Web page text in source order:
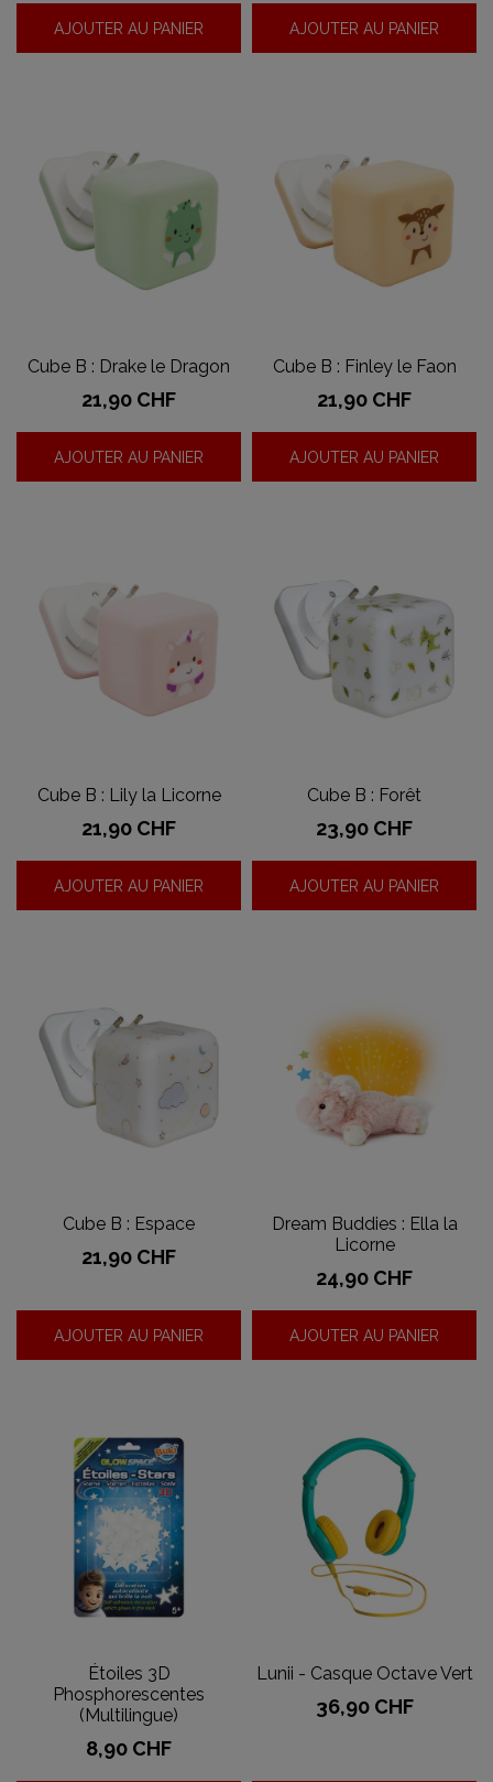
AJOUTER AU PANIER AJOUTER AU PANIER
Cube B : Drake le Dragon
Prix
21,90 CHF
AJOUTER AU PANIER
Cube B : Finley le Faon
Prix
21,90 CHF
AJOUTER AU PANIER
Cube B : Lily la Licorne
Prix
21,90 CHF
AJOUTER AU PANIER
Cube B : Forêt
Prix
23,90 CHF
AJOUTER AU PANIER
Cube B : Espace
Prix
21,90 CHF
AJOUTER AU PANIER
Dream Buddies : Ella la
Licorne
Prix
24,90 CHF
AJOUTER AU PANIER
Étoiles 3D
Phosphorescentes
(Multilingue)
Prix
8,90 CHF
Lunii - Casque Octave Vert
Prix
36,90 CHF